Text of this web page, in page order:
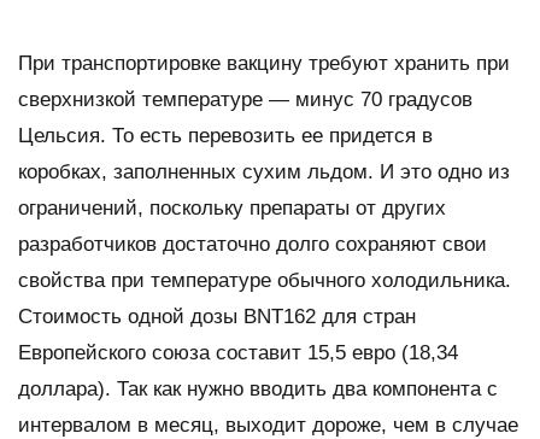
При транспортировке вакцину требуют хранить при
сверхнизкой температуре — минус 70 градусов
Цельсия. То есть перевозить ее придется в
коробках, заполненных сухим льдом. И это одно из
ограничений, поскольку препараты от других
разработчиков достаточно долго сохраняют свои
свойства при температуре обычного холодильника.
Стоимость одной дозы BNT162 для стран
Европейского союза составит 15,5 евро (18,34
доллара). Так как нужно вводить два компонента с
интервалом в месяц, выходит дороже, чем в случае